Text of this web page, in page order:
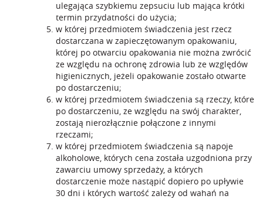
ulegająca szybkiemu zepsuciu lub mająca krótki
termin przydatności do użycia;
w której przedmiotem świadczenia jest rzecz
dostarczana w zapieczętowanym opakowaniu,
której po otwarciu opakowania nie można zwrócić
ze względu na ochronę zdrowia lub ze względów
higienicznych, jeżeli opakowanie zostało otwarte
po dostarczeniu;
w której przedmiotem świadczenia są rzeczy, które
po dostarczeniu, ze względu na swój charakter,
zostają nierozłącznie połączone z innymi
rzeczami;
w której przedmiotem świadczenia są napoje
alkoholowe, których cena została uzgodniona przy
zawarciu umowy sprzedaży, a których
dostarczenie może nastąpić dopiero po upływie
30 dni i których wartość zależy od wahań na